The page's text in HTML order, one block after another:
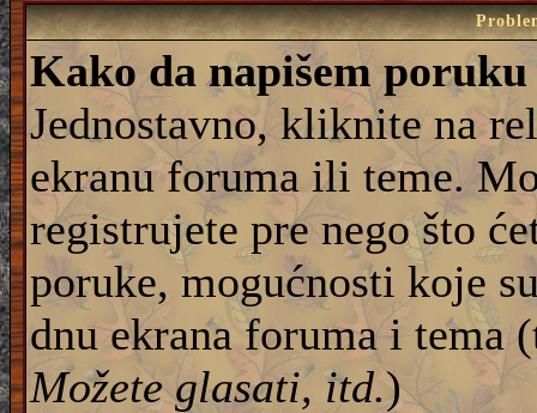
Kako da napišem
Jednostavno, kliknite na
ekranu foruma ili teme.
registrujete pre nego što
poruke, mogućnosti koje
dnu ekrana foruma i tema
Možete glasati, itd.)